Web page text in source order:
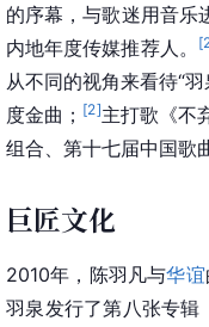
的序幕，与歌迷用音乐
内地年度传媒推荐人。
[
从不同的视角来看待“羽
度金曲； [2]主打歌《不
组合、第十七届中国歌
巨匠文化
2010年，陈羽凡与华谊
羽泉发行了第八张专辑